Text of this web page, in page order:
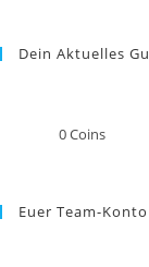
Dein Aktuelles
0Coins
Euer Team-Konto